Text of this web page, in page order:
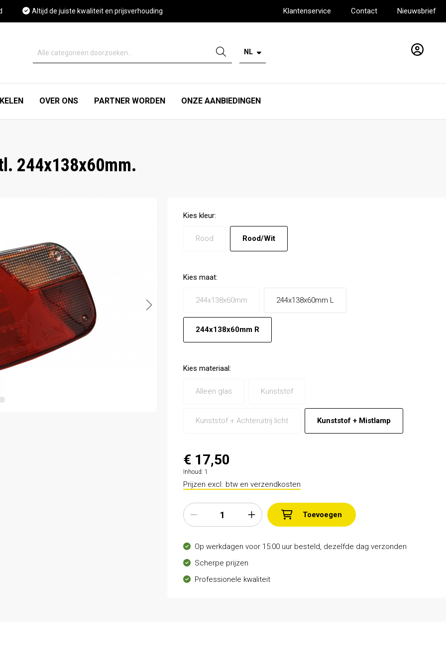
Altijd de juiste kwaliteit en prijsverhouding Klantenservice Contact Nieuwsbrief
NL
OVER ONS PARTNER WORDEN ONZE AANBIEDINGEN
244x138x60mm.
Kies kleur:
Rood Rood/Wit
Kies maat:
244x138x60mm 244x138x60mm L
244x138x60mm R
Kies materiaal:
Alleen glas Kunststof
Kunststof + Achteruitrij licht Kunststof + Mistlamp
€ 17,50
Inhoud: 1
Prijzen excl. btw en verzendkosten
Toevoegen
Op werkdagen voor 15:00 uur besteld, dezelfde dag verzonden
Scherpe prijzen
Professionele kwaliteit